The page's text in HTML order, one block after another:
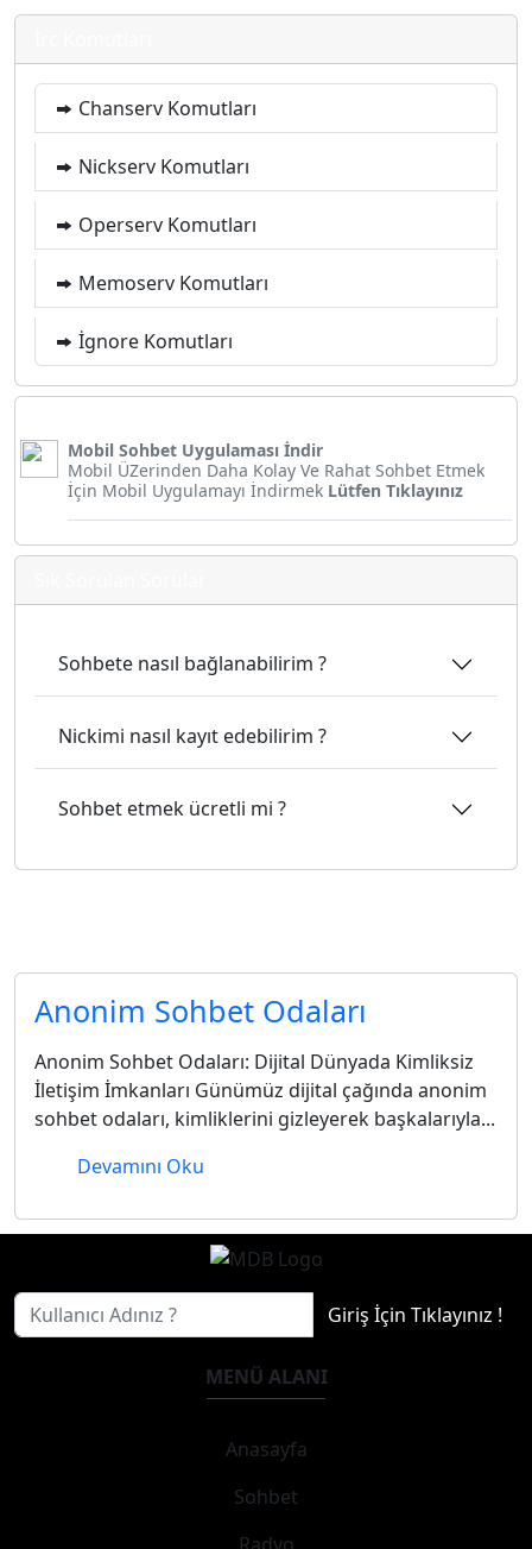
Chanserv Komutları
Nickserv Komutları
Operserv Komutları
Memoserv Komutları
İgnore Komutları
Mobil Sohbet Uygulaması İndir
Mobil ÜZerinden Daha Kolay Ve Rahat Sohbet Etmek
İçin Mobil Uygulamayı İndirmek Lütfen Tıklayınız
Sohbete nasıl bağlanabilirim ?
Nickimi nasıl kayıt edebilirim ?
Sohbet etmek ücretli mi ?
Anonim Sohbet Odaları
Anonim Sohbet Odaları: Dijital Dünyada Kimliksiz
İletişim İmkanları Günümüz dijital çağında anonim
sohbet odaları, kimliklerini gizleyerek başkalarıyla...
Devamını Oku
Giriş İçin Tıklayınız !
MENÜ ALANI
Anasayfa
Sohbet